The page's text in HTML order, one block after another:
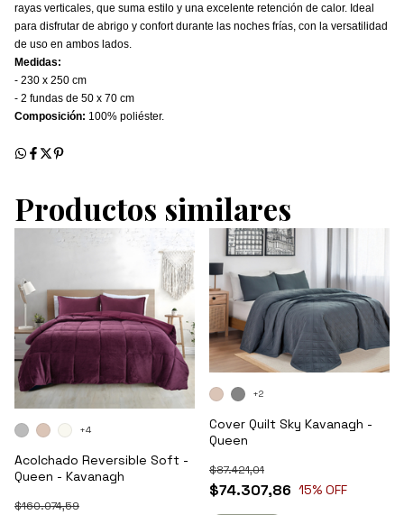
rayas verticales, que suma estilo y una excelente retención de calor. Ideal
para disfrutar de abrigo y confort durante las noches frías, con la versatilidad
de uso en ambos lados.
Medidas:
- 230 x 250 cm
- 2 fundas de 50 x 70 cm
Composición: 100% poliéster.
Productos similares
Acolchado Reversible Soft -
Queen - Kavanagh
$160.074,59
+4
Cover Quilt Sky Kavanagh -
Queen
$74.307,86
$87.421,01
15% OFF
+2